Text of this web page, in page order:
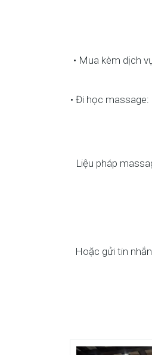
• Mua kèm dịch
• Đi học
Liệu pháp
Hoặc gửi tin